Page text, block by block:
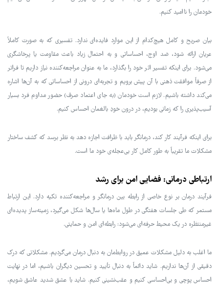
خودمان را ناامید کنیم.
بیان صریح و کامل هیچ‌کدام از این موارد فایده‌ای ندارد. تفسیری که به صورت کاملاً
عریان ارائه شود، ضد اوج، احساساتی و به احتمال زیاد باعث مقاومت یا پرخاشگری
می‌شود. برای اینکه تفسیر اثر خود را بگذارد، ما به عنوان مراجعه‌کننده نیاز داریم تا فراتر
از صرفاً موافقت ذهنی با آن پیش برویم و تجربه‌ای درونی از احساساتی که به آن‌ها اشاره
می‌کند داشته باشیم. لازم است خودمان (به جای اعتماد صرف) حضور مداوم فرد بسیار
آسیب‌پذیری را که زمانی بودیم، در درون خودِ بالغمان احساس کنیم.
برای اینکه فرآیند کار کند، درمانگر باید با ظرافت اجازه دهد به نظر برسد که کشف ساختار
مشکلات ما تقریباً به طور کامل کار بی‌عجله‌ی خود ما است.
ارتباطی درمانی: فضایی امن برای رشد
فرآیند درمان بر نوع خاصی از رابطه بین درمانگر و مراجعه‌کننده تکیه دارد. این ارتباط
مستمر که طی جلسات هفتگی در طول ماه‌ها یا سال‌ها شکل می‌گیرد، زمینه‌ساز پدیده‌ای
غیرمنتظره در یک محیط حرفه‌ای می‌شود: رابطه‌ای امن و حمایتی.
ما اغلب به دلیل مشکلات عمیق در روابط‌مان به دنبال درمان می‌گردیم. مشکلاتی که درک
دقیقی از آن‌ها نداریم. شاید دائماً به دنبال تأیید و تحسین دیگران باشیم، اما در نهایت
احساس پوچی و بی‌احساسی کنیم و عقب‌نشینی کنیم. شاید با عشق شدید عاشق شویم،